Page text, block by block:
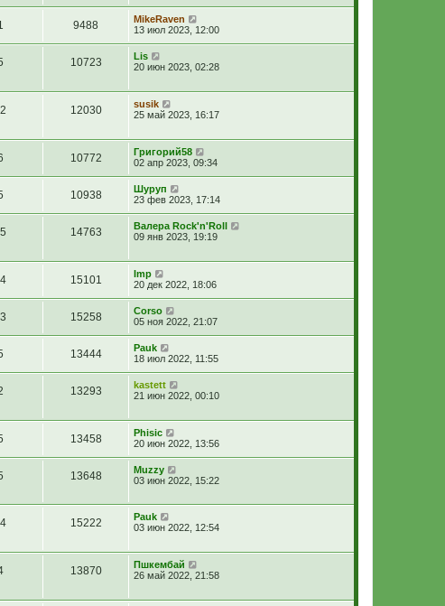
9488
MikeRaven
13 июл 2023, 12:00
10723
Lis
20 июн 2023, 02:28
12030
susik
25 май 2023, 16:17
10772
Григорий58
02 апр 2023, 09:34
10938
Шуруп
23 фев 2023, 17:14
14763
Валера Rock'n'Roll
09 янв 2023, 19:19
15101
Imp
20 дек 2022, 18:06
15258
Corso
05 ноя 2022, 21:07
13444
Pauk
18 июл 2022, 11:55
13293
kastett
21 июн 2022, 00:10
13458
Phisic
20 июн 2022, 13:56
13648
Muzzy
03 июн 2022, 15:22
15222
Pauk
03 июн 2022, 12:54
13870
Пшкембай
26 май 2022, 21:58